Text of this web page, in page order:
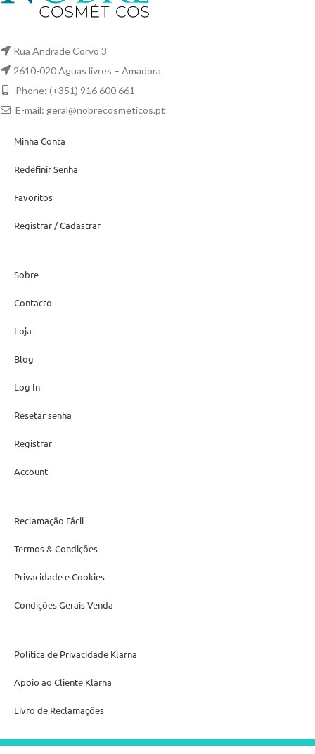
Rua Andrade Corvo 3
2610-020 Aguas livres – Amadora
Phone: (+351) 916 600 661
E-mail: geral@nobrecosmeticos.pt
Minha Conta
Redefinir Senha
Favoritos
Registrar / Cadastrar
Sobre
Contacto
Loja
Blog
Log In
Resetar senha
Registrar
Account
Reclamação Fácil
Termos & Condições
Privacidade e Cookies
Condições Gerais Venda
Política de Privacidade Klarna
Apoio ao Cliente Klarna
Livro de Reclamações